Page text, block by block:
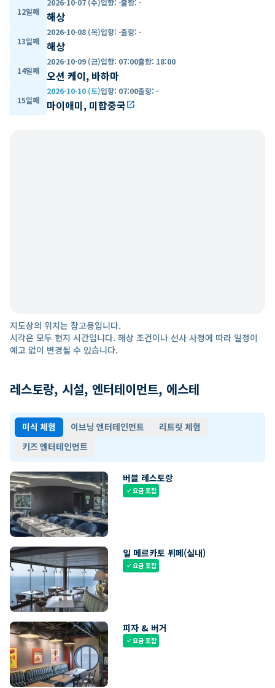
12일째 해상
13일째
2026-10-08 (목)입항: -출항: -
해상
14일째
2026-10-09 (금)입항: 07:00출항: 18:00
오션 케이, 바하마
15일째
2026-10-10 (토)입항: 07:00출항: -
마이애미, 미합중국open_in_new
지도상의 위치는 참고용입니다.
시각은 모두 현지 시간입니다. 해상 조건이나 선사 사정에 따라 일정이
예고 없이 변경될 수 있습니다.
레스토랑, 시설, 엔터테이먼트, 에스테
미식 체험 이브닝 엔터테인먼트
리트릿 체험
키즈 엔터테인먼트
버블 레스토랑
check요금 포함
일 메르카토 뷔페(실내)
check요금 포함
피자 & 버거
check요금 포함